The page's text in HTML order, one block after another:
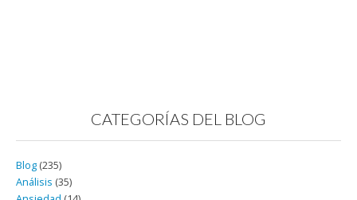
CATEGORÍAS DEL BLOG
Blog (235)
Análisis (35)